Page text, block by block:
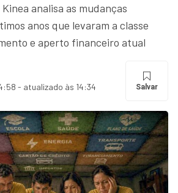
analisa as mudanças
anos que levaram a classe
e aperto financeiro atual
- atualizado às 14:34 Salvar